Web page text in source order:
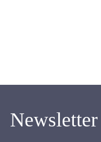
Newsletter